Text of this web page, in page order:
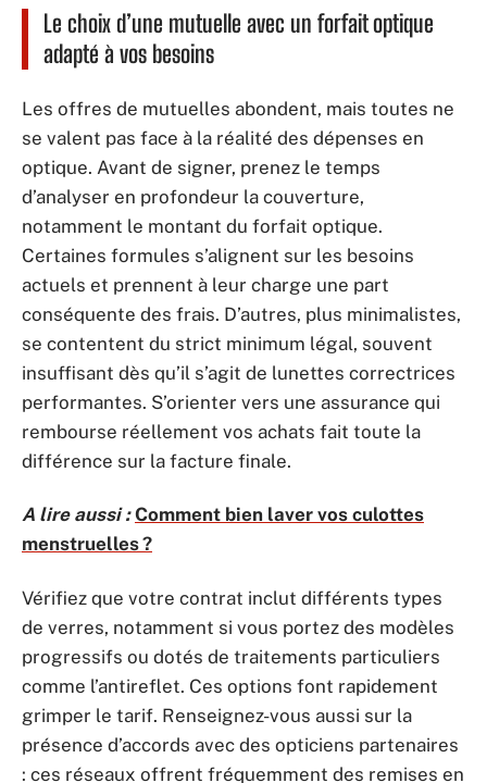
Le choix d’une mutuelle avec un forfait optique
adapté à vos besoins
Les offres de mutuelles abondent, mais toutes ne
se valent pas face à la réalité des dépenses en
optique. Avant de signer, prenez le temps
d’analyser en profondeur la couverture,
notamment le montant du forfait optique.
Certaines formules s’alignent sur les besoins
actuels et prennent à leur charge une part
conséquente des frais. D’autres, plus minimalistes,
se contentent du strict minimum légal, souvent
insuffisant dès qu’il s’agit de lunettes correctrices
performantes. S’orienter vers une assurance qui
rembourse réellement vos achats fait toute la
différence sur la facture finale.
A lire aussi : Comment bien laver vos culottes
menstruelles ?
Vérifiez que votre contrat inclut différents types
de verres, notamment si vous portez des modèles
progressifs ou dotés de traitements particuliers
comme l’antireflet. Ces options font rapidement
grimper le tarif. Renseignez-vous aussi sur la
présence d’accords avec des opticiens partenaires
: ces réseaux offrent fréquemment des remises en